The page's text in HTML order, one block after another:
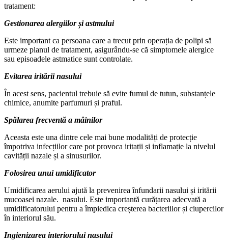
tratament:
Gestionarea alergiilor și astmului
Este important ca persoana care a trecut prin operația de polipi să
urmeze planul de tratament, asigurându-se că simptomele alergice
sau episoadele astmatice sunt controlate.
Evitarea iritării nasului
În acest sens, pacientul trebuie să evite fumul de tutun, substanțele
chimice, anumite parfumuri și praful.
Spălarea frecventă a mâinilor
Aceasta este una dintre cele mai bune modalități de protecție
împotriva infecțiilor care pot provoca iritații și inflamație la nivelul
cavității nazale și a sinusurilor.
Folosirea unui umidificator
Umidificarea aerului ajută la prevenirea înfundarii nasului și iritării
mucoasei nazale. nasului. Este importantă curățarea adecvată a
umidificatorului pentru a împiedica creșterea bacteriilor și ciupercilor
în interiorul său.
Ingienizarea interiorului nasului